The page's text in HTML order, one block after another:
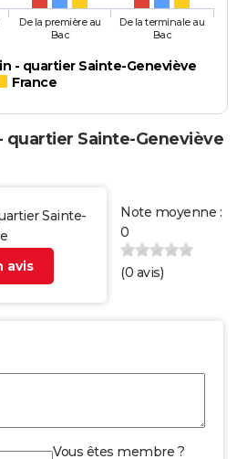
- quartier Sainte-Geneviève
France
De la première au
Bac
De la terminale au
Bac
quartier Sainte-Geneviève
Sainte-
avis
Note moyenne :
0
(0 avis)
Vous êtes membre ?